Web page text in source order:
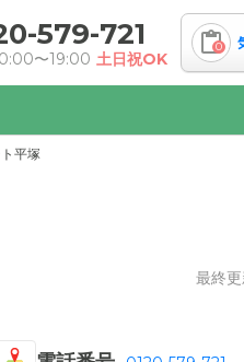
579-721
〜19:00 土日祝OK
0
平塚
最終